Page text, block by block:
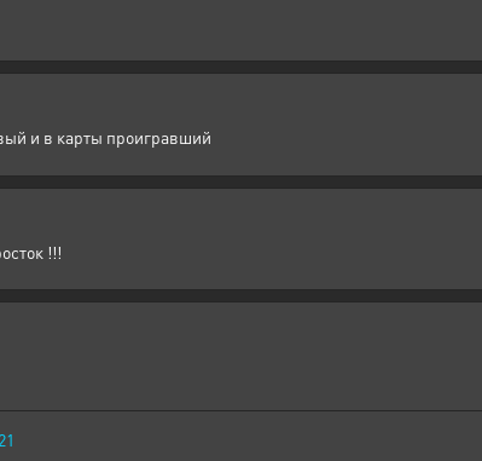
и в карты проигравший
!!!